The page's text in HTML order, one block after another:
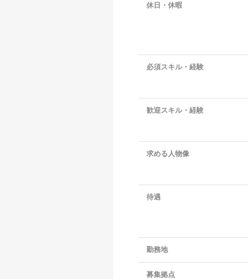
休日・休暇
必須スキル・経験
歓迎スキル・経験
求める人物像
待遇
勤務地
募集拠点